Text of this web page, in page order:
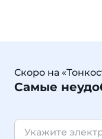
Скоро на
Самые